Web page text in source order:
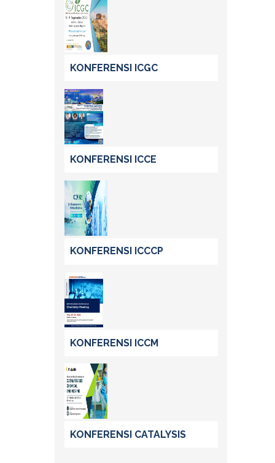
KONFERENSI ICGC
KONFERENSI ICCE
KONFERENSI ICCCP
KONFERENSI ICCM
KONFERENSI CATALYSIS